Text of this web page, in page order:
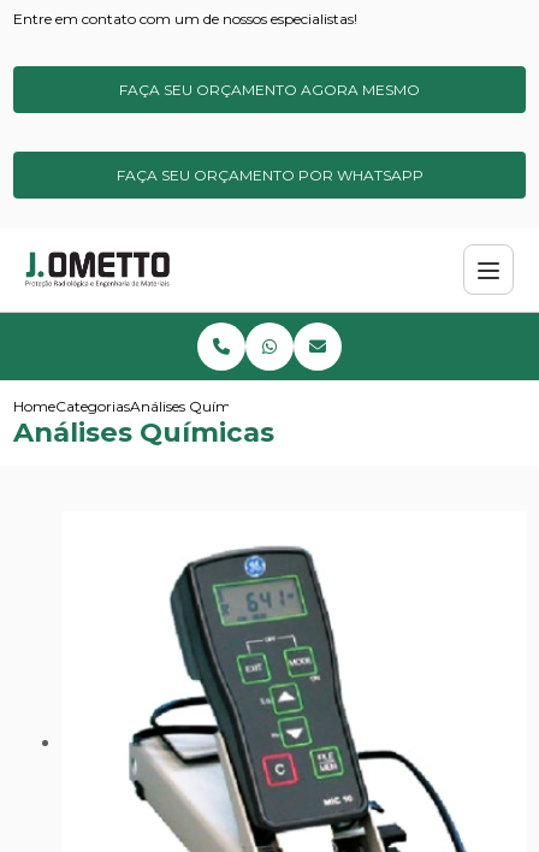
Entre em contato com um de nossos especialistas!
FAÇA SEU ORÇAMENTO AGORA MESMO
FAÇA SEU ORÇAMENTO POR WHATSAPP
HomeCategoriasAnálises Químicas
Análises Químicas